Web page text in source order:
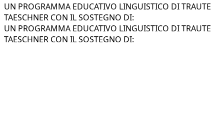
UN PROGRAMMA EDUCATIVO LINGUISTICO DI TRAUTE
TAESCHNER CON IL SOSTEGNO DI:
UN PROGRAMMA EDUCATIVO LINGUISTICO DI TRAUTE
TAESCHNER CON IL SOSTEGNO DI: